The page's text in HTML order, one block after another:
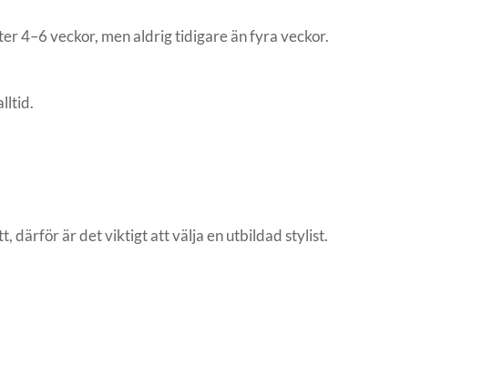
4–6 veckor, men aldrig tidigare än fyra veckor.
därför är det viktigt att välja en utbildad stylist.